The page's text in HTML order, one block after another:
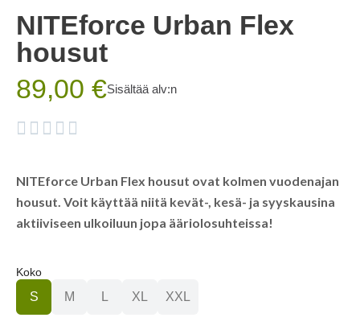
NITEforce Urban Flex
housut
89,00 €Sisältää alv:n
    
NITEforce Urban Flex housut ovat kolmen vuodenajan
housut. Voit käyttää niitä kevät-, kesä- ja syyskausina
aktiiviseen ulkoiluun jopa ääriolosuhteissa!
Koko
S M L XL XXL